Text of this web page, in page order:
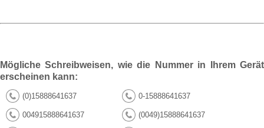
Mögliche Schreibweisen, wie die Nummer in Ihrem Gerät
erscheinen kann:
(0)15888641637 0-15888641637
004915888641637 (0049)15888641637